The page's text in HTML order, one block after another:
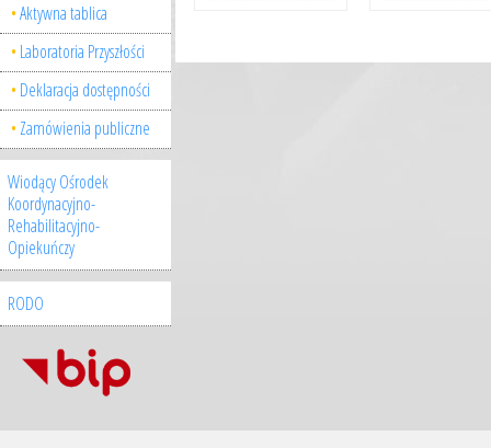
Aktywna tablica
Laboratoria Przyszłości
Deklaracja dostępności
Zamówienia publiczne
Wiodący Ośrodek
Koordynacyjno-
Rehabilitacyjno-
Opiekuńczy
RODO